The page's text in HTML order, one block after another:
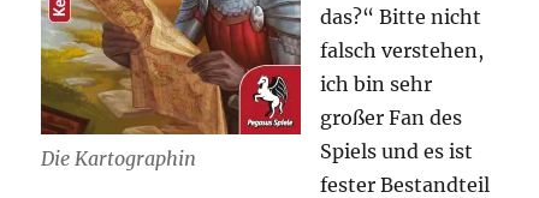
Die Kartographin
das?“ Bitte nicht
falsch verstehen,
ich bin sehr
großer Fan des
Spiels und es ist
fester Bestandteil